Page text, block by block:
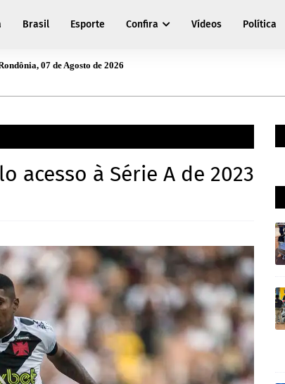
Brasil Esporte Confira Vídeos Política
07 de Agosto de 2026
acesso à Série A de 2023